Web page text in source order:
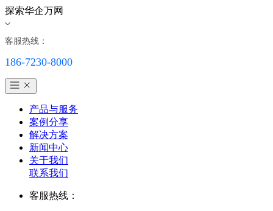
探索华企万网
客服热线：
186-7230-8000
产品与服务
案例分享
解决方案
新闻中心
关于我们
联系我们
客服热线：